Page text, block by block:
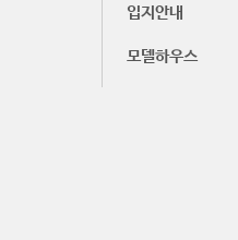
입지안내
모델하우스